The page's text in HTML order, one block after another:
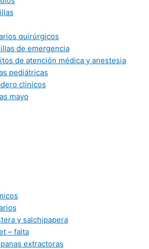
quirúrgicos
de emergencia
de atención médica y anestesia
pediátricas
clinicos
mayo
y salchipapera
– falta
extractoras